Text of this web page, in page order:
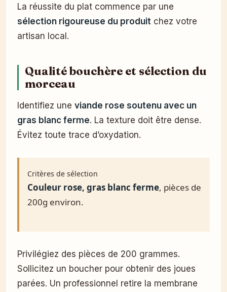
La réussite du plat commence par une
sélection rigoureuse du produit chez votre
artisan local.
Qualité bouchère et sélection du
morceau
Identifiez une viande rose soutenu avec un
gras blanc ferme. La texture doit être dense.
Évitez toute trace d’oxydation.
Critères de sélection
Couleur rose, gras blanc ferme, pièces de
200g environ.
Privilégiez des pièces de 200 grammes.
Sollicitez un boucher pour obtenir des joues
parées. Un professionnel retire la membrane